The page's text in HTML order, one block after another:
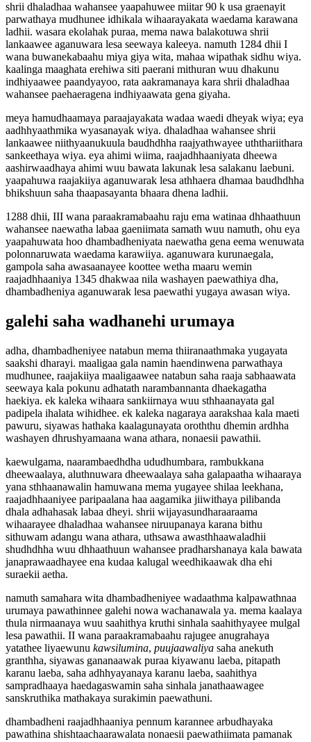
shrii dhaladhaa wahansee yaapahuwee miitar 90 k usa graenayit
parwathaya mudhunee idhikala wihaarayakata waedama karawana
ladhii. wasara ekolahak puraa, mema nawa balakotuwa shrii
lankaawee aganuwara lesa seewaya kaleeya. namuth 1284 dhii I
wana buwanekabaahu miya giya wita, mahaa wipathak sidhu wiya.
kaalinga maaghata erehiwa siti paerani mithuran wuu dhakunu
indhiyaawee paandyayoo, rata aakramanaya kara shrii dhaladhaa
wahansee paehaeragena indhiyaawata gena giyaha.
meya hamudhaamaya paraajayakata wadaa waedi dheyak wiya; eya
aadhhyaathmika wyasanayak wiya. dhaladhaa wahansee shrii
lankaawee niithyaanukuula baudhdhha raajyathwayee uththariithara
sankeethaya wiya. eya ahimi wiima, raajadhhaaniyata dheewa
aashirwaadhaya ahimi wuu bawata lakunak lesa salakanu laebuni.
yaapahuwa raajakiiya aganuwarak lesa athhaera dhamaa baudhdhha
bhikshuun saha thaapasayanta bhaara dhena ladhii.
1288 dhii, III wana paraakramabaahu raju ema watinaa dhhaathuun
wahansee naewatha labaa gaeniimata samath wuu namuth, ohu eya
yaapahuwata hoo dhambadheniyata naewatha gena eema wenuwata
polonnaruwata waedama karawiiya. aganuwara kurunaegala,
gampola saha awasaanayee koottee wetha maaru wemin
raajadhhaaniya 1345 dhakwaa nila washayen paewathiya dha,
dhambadheniya aganuwarak lesa paewathi yugaya awasan wiya.
galehi saha wadhanehi urumaya
adha, dhambadheniyee natabun mema thiiranaathmaka yugayata
saakshi dharayi. maaligaa gala namin haendinwena parwathaya
mudhunee, raajakiiya maaligaawee natabun saha raaja sabhaawata
seewaya kala pokunu adhatath narambannanta dhaekagatha
haekiya. ek kaleka wihaara sankiirnaya wuu sthhaanayata gal
padipela ihalata wihidhee. ek kaleka nagaraya aarakshaa kala maeti
pawuru, siyawas hathaka kaalagunayata oroththu dhemin ardhha
washayen dhrushyamaana wana athara, nonaesii pawathii.
kaewulgama, naarambaedhdha ududhumbara, rambukkana
dheewaalaya, aluthnuwara dheewaalaya saha galapaatha wihaaraya
yana sthhaanawalin hamuwana mema yugayee shilaa leekhana,
raajadhhaaniyee paripaalana haa aagamika jiiwithaya pilibanda
dhala adhahasak labaa dheyi. shrii wijayasundharaaraama
wihaarayee dhaladhaa wahansee niruupanaya karana bithu
sithuwam adangu wana athara, uthsawa awasthhaawaladhii
shudhdhha wuu dhhaathuun wahansee pradharshanaya kala bawata
janaprawaadhayee ena kudaa kalugal weedhikaawak dha ehi
suraekii aetha.
namuth samahara wita dhambadheniyee wadaathma kalpawathnaa
urumaya pawathinnee galehi nowa wachanawala ya. mema kaalaya
thula nirmaanaya wuu saahithya kruthi sinhala saahithyayee mulgal
lesa pawathii. II wana paraakramabaahu rajugee anugrahaya
yatathee liyaewunu kawsilumina, puujaawaliya saha anekuth
granthha, siyawas gananaawak puraa kiyawanu laeba, pitapath
karanu laeba, saha adhhyayanaya karanu laeba, saahithya
sampradhaaya haedagaswamin saha sinhala janathaawagee
sanskruthika mathakaya surakimin paewathuni.
dhambadheni raajadhhaaniya pennum karannee arbudhayaka
pawathina shishtaachaarawalata nonaesii paewathiimata pamanak